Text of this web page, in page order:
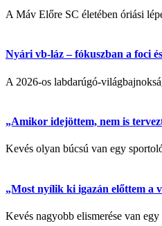
A Máv Előre SC életében óriási
Nyári vb-láz – fókuszban a foci
A 2026-os labdarúgó-
„Amikor idejöttem, nem is
Kevés olyan búcsú van egy
„Most nyílik ki igazán előttem a
Kevés nagyobb elismerése van